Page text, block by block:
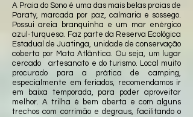
A Praia do Sono é uma das mais belas praias de
Paraty, marcada por paz, calmaria e sossego.
Possui areia branquinha e um mar enérgico
azul-turquesa. Faz parte da Reserva Ecológica
Estadual de Juatinga, unidade de conservação
coberta por Mata Atlântica. Ou seja, um lugar
cercado artesanato e do turismo. Local muito
procurado para a prática de camping,
especialmente em feriados, recomendamos ir
em baixa temporada, para poder aproveitar
melhor. A trilha é bem aberta e com alguns
trechos com corrimão e degraus, facilitando o